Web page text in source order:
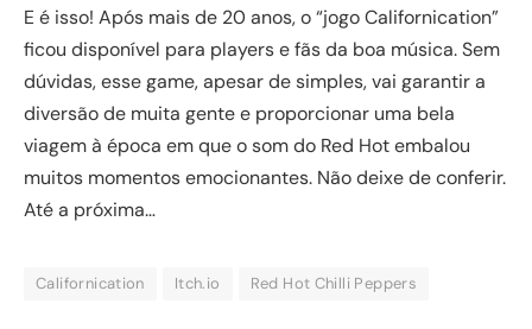
E é isso! Após mais de 20 anos, o “jogo Californication”
ficou disponível para players e fãs da boa música. Sem
dúvidas, esse game, apesar de simples, vai garantir a
diversão de muita gente e proporcionar uma bela
viagem à época em que o som do Red Hot embalou
muitos momentos emocionantes. Não deixe de conferir.
Até a próxima…
Californication Itch.io Red Hot Chilli Peppers